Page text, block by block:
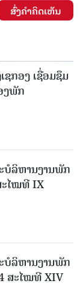
ສົ່ງຄໍາຄິດເຫັນ
ຊກອງ ເຊື່ອມຊຶມ
ງພັກ
ບໍລິຫານງານພັກ
ະໄໝທີ IX
ບໍລິຫານງານພັກ
ສະໄໝທີ XIV